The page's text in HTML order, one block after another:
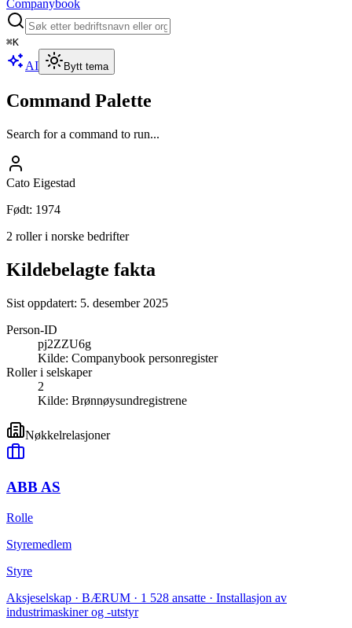
Companybook
⌘K
AI Bytt tema
Command Palette
Search for a command to run...
Cato Eigestad
Født: 1974
2 roller i norske bedrifter
Kildebelagte fakta
Sist oppdatert: 5. desember 2025
Person-ID
pj2ZZU6g
Kilde: Companybook personregister
Roller i selskaper
2
Kilde: Brønnøysundregistrene
Nøkkelrelasjoner
ABB AS
Rolle
Styremedlem
Styre
Aksjeselskap · BÆRUM · 1 528 ansatte · Installasjon av
industrimaskiner og -utstyr